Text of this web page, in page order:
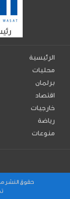
الرئيسية
محليات
برلمان
اقتصاد
خارجيات
رياضة
منوعات
حقوق النشر